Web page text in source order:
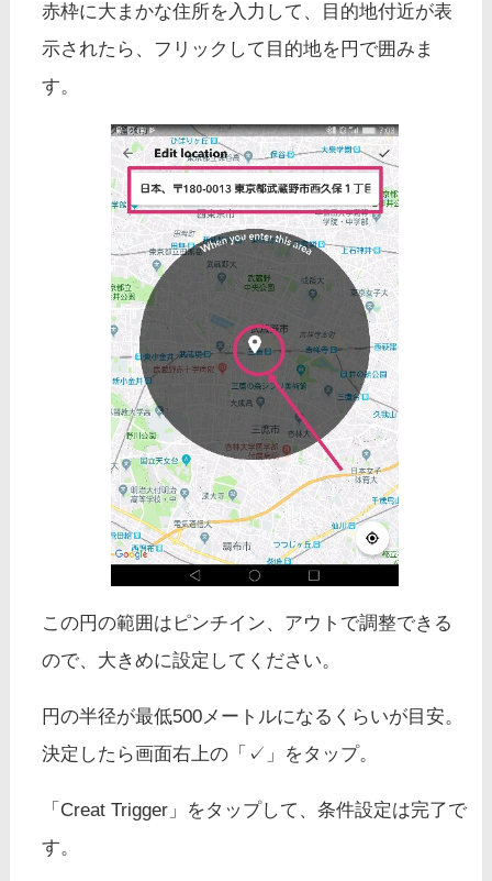
赤枠に大まかな住所を入力して、目的地付近が表
示されたら、フリックして目的地を円で囲みま
す。
この円の範囲はピンチイン、アウトで調整できる
ので、大きめに設定してください。
円の半径が最低500メートルになるくらいが目安。
決定したら画面右上の「✓」をタップ。
「Creat Trigger」をタップして、条件設定は完了で
す。